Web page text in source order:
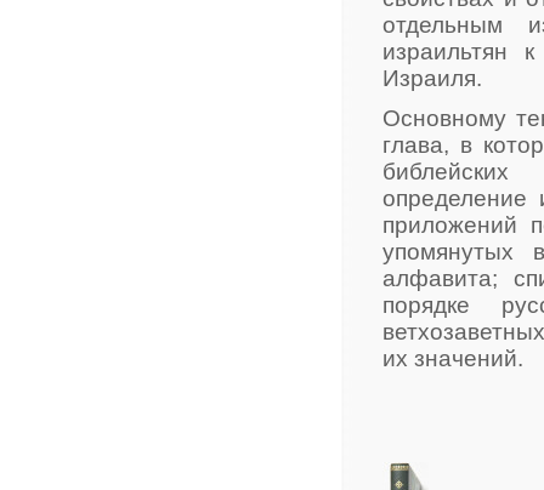
отдельным
израильтян
Израиля.
Основному
глава, в
определение
приложений
упомянутых
алфавита;
порядке
их значений.